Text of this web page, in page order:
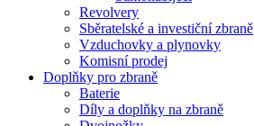
Revolvery
Sběratelské a investiční zbraně
Vzduchovky a plynovky
Komisní prodej
Doplňky pro zbraně
Baterie
Díly a doplňky na zbraně